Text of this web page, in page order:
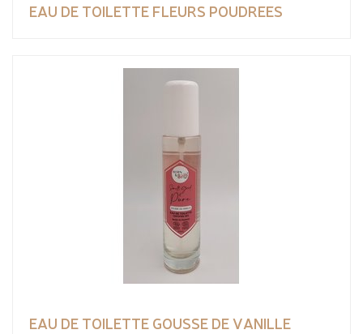
EAU DE TOILETTE FLEURS POUDREES
EAU DE TOILETTE GOUSSE DE VANILLE